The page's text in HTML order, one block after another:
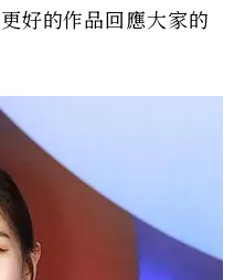
好的作品回應大家的